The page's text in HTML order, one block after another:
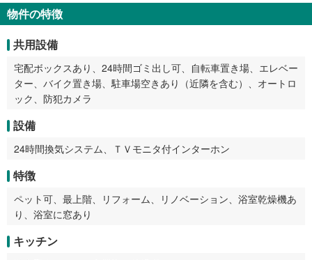
物件の特徴
共用設備
宅配ボックスあり、24時間ゴミ出し可、自転車置き場、エレベー
ター、バイク置き場、駐車場空きあり（近隣を含む）、オートロ
ック、防犯カメラ
設備
24時間換気システム、ＴＶモニタ付インターホン
特徴
ペット可、最上階、リフォーム、リノベーション、浴室乾燥機あ
り、浴室に窓あり
キッチン